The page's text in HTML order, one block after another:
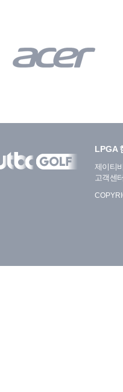
LPGA
제이티
고객센